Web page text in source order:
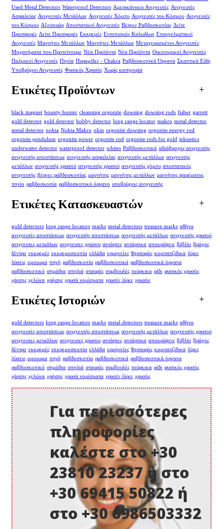
Used Metal Detectors Waterproof Detectors Αμερικάνικοι Ανιχνευτές Ανιχνευτές
Ασφαλείας Ανιχνευτές Μετάλλων Ανιχνευτές Χόμπυ Ανιχνευτές του Κόσμου Ανιχνευτές
του Κόσμου Αξεσουάρ Αποστατικοί Ανιχνευτές Βέργες Ραβδοσκοπίας Δείτε
Προσφορές Δείτε Προσφορές Εκκρεμές Εντοπισμός Καλωδίων Επαγγελματικοί
Ανιχνευτές Μαγνήτες Μετάλλων Μαγνήτες Μετάλλων Μεταχειρισμένοι Ανιχνευτές
Μηχανήματα που Προτείνουμε Νέα Προϊόντα Νέα Προϊόντα Οικονομικοί Ανιχνευτές
Παλμικοί Ανιχνευτές Πηνία Πυραμίδες - Chakra Ραβδοσκοπικά Όργανα Σκαπτικά Είδη
Υποβρύχιοι Ανιχνευτές Φυσικός Χρυσός Χωρίς κατηγορία
Ετικέτες Προϊόντων
black magnet bounty hunter cleansing orgonite dowsing dowsing rods fisher garrett
gold detector gold detector hobby detector long range locator makro metal detector
metal detector nokta Nokta Makro okm orgonite dowsing orgonite energy rod
orgonite pendulum orgonite power orgonite rod orgonite rods for gold teknetics
underwater detector waterproof detector whites Ραβδοσκοπικά αδιάβροχος ανιχνευτής
ανιχνευτής αποστάσεως ανιχνευτής ασφαλείας ανιχνευτής μετάλλων ανιχνευτής
μετάλλων ανιχνευτής χρυσού ανιχνευτής χρυσού ανιχνευτής χόμπυ αποστατικός
ανιχνευτής βέργες ραβδοσκοπίας μαγνήτης μαγνήτης μετάλλων μαγνήτης ψαρέματος
πηνίο ραβδοσκοπία ραβδοσκοπικό όργανο υποβρύχιος ανιχνευτής
Ετικέτες Κατασκευαστών
gold detectors long range locators marks metal detectors treasure marks αθήνα
ανιχνευτές αποστάσεως ανιχνευτής αποστάσεως ανιχνευτής μετάλλων ανιχνευτής χρυσού
ανιχνευτες μεταλλων ανιχνευτες χρυσου αντάρτες αντάρτικα αποκρύψεις βιβλίο βράχος
δέντρο εκκρεμές εκκρεμοσκοπία ελλάδα ερμηνείες θησαυρός κομιτατζίδικα λίρες
λύσεις ομοιωμα πηγή ραβδοσκοπία ραβδοσκοπικά ραβδοσκοπικά όργανα
ραβδοσκοπικό σημάδια σπηλιά σταυρός συμβουλές τούρκικα φίδι φυσικός χρυσός
χάρτης χελώνα χρήσης χρυσά νομίσματα χρυσές λίρες χρυσός
Ετικέτες Ιστοριών
gold detectors long range locators marks metal detectors treasure marks αθήνα
ανιχνευτές αποστάσεως ανιχνευτής αποστάσεως ανιχνευτής μετάλλων ανιχνευτής χρυσού
ανιχνευτες μεταλλων ανιχνευτες χρυσου αντάρτες αντάρτικα αποκρύψεις βιβλίο βράχος
δέντρο εκκρεμές εκκρεμοσκοπία ελλάδα ερμηνείες θησαυρός κομιτατζίδικα λίρες
λύσεις ομοιωμα πηγή ραβδοσκοπία ραβδοσκοπικά ραβδοσκοπικά όργανα
ραβδοσκοπικό σημάδια σπηλιά σταυρός συμβουλές τούρκικα φίδι φυσικός χρυσός
χάρτης χελώνα χρήσης χρυσά νομίσματα χρυσές λίρες χρυσός
Για περισσότερες
πληροφορίες
καλέστε στο +30
23810 23237 ή στο
+30 69415 50822 ή
στο +30 6986503332